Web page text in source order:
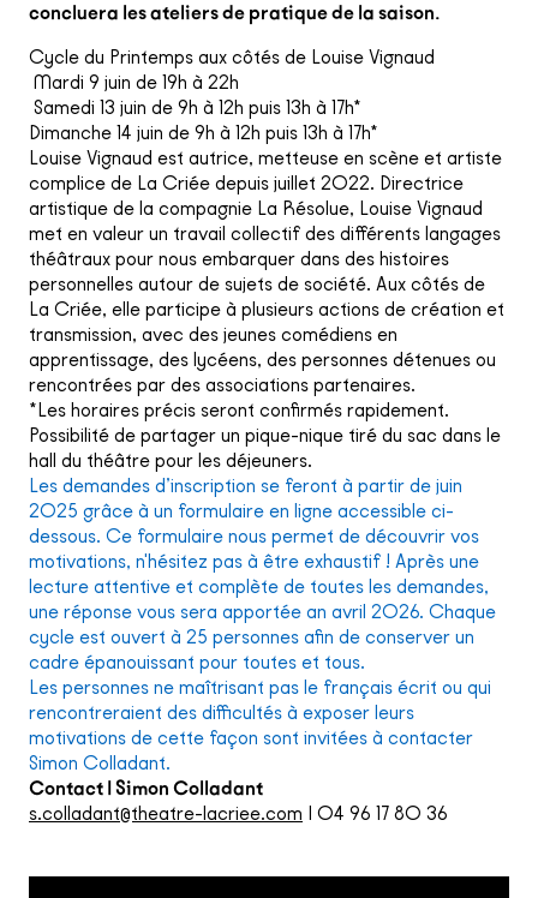
concluera les ateliers de pratique de la saison.
Cycle du Printemps aux côtés de Louise Vignaud
Mardi 9 juin de 19h à 22h
Samedi 13 juin de 9h à 12h puis 13h à 17h*
Dimanche 14 juin de 9h à 12h puis 13h à 17h*
Louise Vignaud est autrice, metteuse en scène et artiste
complice de La Criée depuis juillet 2022. Directrice
artistique de la compagnie La Résolue, Louise Vignaud
met en valeur un travail collectif des différents langages
théâtraux pour nous embarquer dans des histoires
personnelles autour de sujets de société. Aux côtés de
La Criée, elle participe à plusieurs actions de création et
transmission, avec des jeunes comédiens en
apprentissage, des lycéens, des personnes détenues ou
rencontrées par des associations partenaires.
*Les horaires précis seront confirmés rapidement.
Possibilité de partager un pique-nique tiré du sac dans le
hall du théâtre pour les déjeuners.
Les demandes d’inscription se feront à partir de juin
2025 grâce à un formulaire en ligne accessible ci-
dessous. Ce formulaire nous permet de découvrir vos
motivations, n'hésitez pas à être exhaustif ! Après une
lecture attentive et complète de toutes les demandes,
une réponse vous sera apportée an avril 2026. Chaque
cycle est ouvert à 25 personnes afin de conserver un
cadre épanouissant pour toutes et tous.
Les personnes ne maîtrisant pas le français écrit ou qui
rencontreraient des difficultés à exposer leurs
motivations de cette façon sont invitées à contacter
Simon Colladant.
Contact | Simon Colladant
s.colladant@theatre-lacriee.com | 04 96 17 80 36